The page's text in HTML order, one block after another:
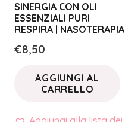
SINERGIA CON OLI
ESSENZIALI PURI
RESPIRA | NASOTERAPIA
€8,50
AGGIUNGI AL
CARRELLO